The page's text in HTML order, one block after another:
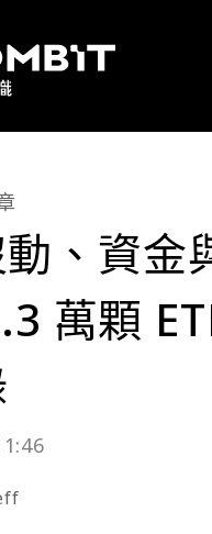
、資
萬顆